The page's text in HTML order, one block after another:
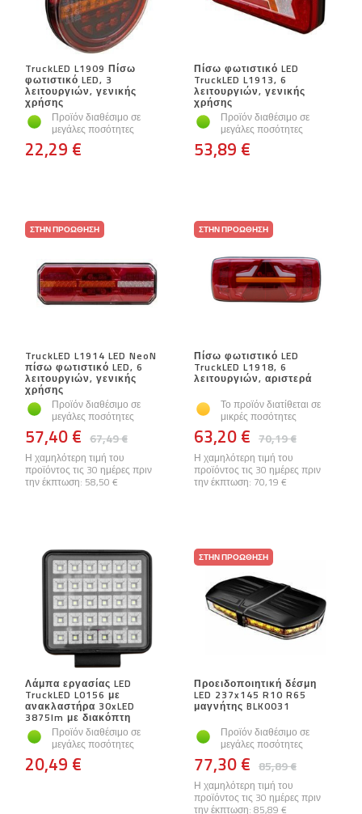
TruckLED L1909 Πίσω
φωτιστικό LED, 3
λειτουργιών, γενικής
χρήσης
Προϊόν διαθέσιμο σε
μεγάλες ποσότητες
22,29 €
Πίσω φωτιστικό LED
TruckLED L1913, 6
λειτουργιών, γενικής
χρήσης
Προϊόν διαθέσιμο σε
μεγάλες ποσότητες
53,89 €
ΣΤΗΝ ΠΡΟΏΘΗΣΗ
TruckLED L1914 LED NeoN
πίσω φωτιστικό LED, 6
λειτουργιών, γενικής
χρήσης
Προϊόν διαθέσιμο σε
μεγάλες ποσότητες
67,49 €
57,40 €
Η χαμηλότερη τιμή του
προϊόντος τις 30 ημέρες πριν
την έκπτωση: 58,50 €
ΣΤΗΝ ΠΡΟΏΘΗΣΗ
Πίσω φωτιστικό LED
TruckLED L1918, 6
λειτουργιών, αριστερά
Το προϊόν διατίθεται σε
μικρές ποσότητες
70,19 €
63,20 €
Η χαμηλότερη τιμή του
προϊόντος τις 30 ημέρες πριν
την έκπτωση: 70,19 €
Λάμπα εργασίας LED
TruckLED L0156 με
ανακλαστήρα 30xLED
3875lm με διακόπτη
Προϊόν διαθέσιμο σε
μεγάλες ποσότητες
20,49 €
ΣΤΗΝ ΠΡΟΏΘΗΣΗ
Προειδοποιητική δέσμη
LED 237x145 R10 R65
μαγνήτης BLK0031
Προϊόν διαθέσιμο σε
μεγάλες ποσότητες
85,89 €
77,30 €
Η χαμηλότερη τιμή του
προϊόντος τις 30 ημέρες πριν
την έκπτωση: 85,89 €